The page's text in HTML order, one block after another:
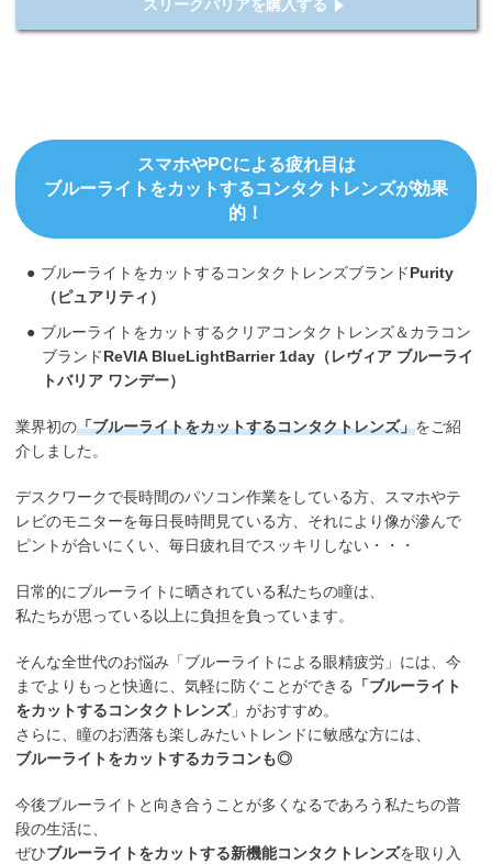
スリークバリアを購入する
スマホやPCによる疲れ目は
ブルーライトをカットするコンタクトレンズが効果
的！
ブルーライトをカットするコンタクトレンズブランドPurity
（ピュアリティ）
ブルーライトをカットするクリアコンタクトレンズ＆カラコン
ブランドReVIA BlueLightBarrier 1day（レヴィア ブルーライ
トバリア ワンデー）
業界初の「ブルーライトをカットするコンタクトレンズ」をご紹
介しました。
デスクワークで長時間のパソコン作業をしている方、スマホやテ
レビのモニターを毎日長時間見ている方、それにより像が滲んで
ピントが合いにくい、毎日疲れ目でスッキリしない・・・
日常的にブルーライトに晒されている私たちの瞳は、
私たちが思っている以上に負担を負っています。
そんな全世代のお悩み「ブルーライトによる眼精疲労」には、今
までよりもっと快適に、気軽に防ぐことができる
「ブルーライト
をカットするコンタクトレンズ」がおすすめ。
さらに、瞳のお洒落も楽しみたいトレンドに敏感な方には、
ブルーライトをカットするカラコンも◎
今後ブルーライトと向き合うことが多くなるであろう私たちの普
段の生活に、
ぜひブルーライトをカットする新機能コンタクトレンズを取り入